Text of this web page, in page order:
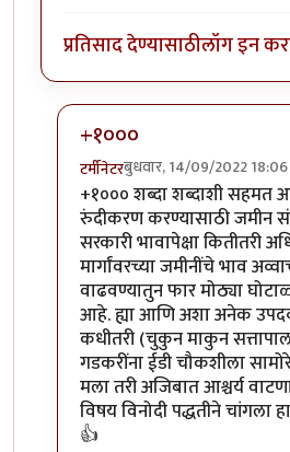
प्रतिसाद देण्यासाठीलॉग इन
+१०००
टर्मीनेटरबुधवार, 14/09/2022 18:06
In reply toहहपुवाbyस्वधर्म
+१००० शब्दा शब्दाशी सहमत
रुंदीकरण करण्यासाठी जमीन
सरकारी भावापेक्षा कितीतरी
मार्गांवरच्या जमीनींचे भाव
वाढवण्यातुन फार मोठ्या
आहे. ह्या आणि अशा अनेक
कधीतरी (चुकुन माकुन
गडकरींना ईडी चौकशीला
मला तरी अजिबात आश्चर्य
विषय विनोदी पद्धतीने
👍